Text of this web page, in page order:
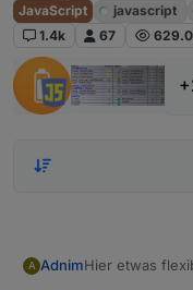
JavaScript javascript
1.4k
67
A AdnimHier etwas